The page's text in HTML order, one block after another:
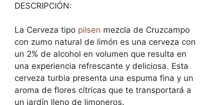
DESCRIPCIÓN:
La Cerveza tipo pilsen mezcla de Cruzcampo
con zumo natural de limón es una cerveza con
un 2% de alcohol en volumen que resulta en
una experiencia refrescante y deliciosa. Esta
cerveza turbia presenta una espuma fina y un
aroma de flores cítricas que te transportará a
un jardín lleno de limoneros.